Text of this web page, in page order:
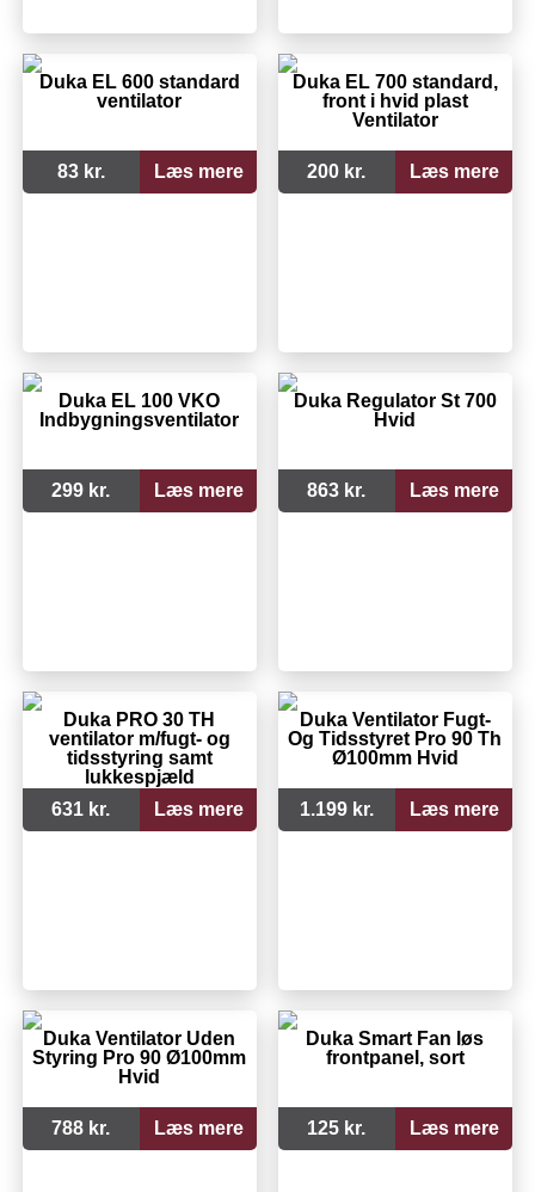
Duka EL 600 standard
ventilator
83 kr. Læs mere
Duka EL 700 standard,
front i hvid plast
Ventilator
200 kr. Læs mere
Duka EL 100 VKO
Indbygningsventilator
299 kr. Læs mere
Duka Regulator St 700
Hvid
863 kr. Læs mere
Duka PRO 30 TH
ventilator m/fugt- og
tidsstyring samt
lukkespjæld
631 kr.
Læs mere
Duka Ventilator Fugt-
Og Tidsstyret Pro 90 Th
Ø100mm Hvid
1.199 kr. Læs mere
Duka Ventilator Uden
Styring Pro 90 Ø100mm
Hvid
788 kr. Læs mere
Duka Smart Fan løs
frontpanel, sort
125 kr. Læs mere